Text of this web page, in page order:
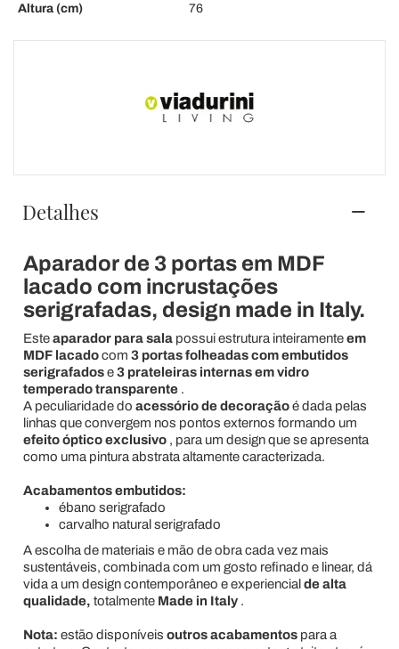
Altura (cm)
76
Detalhes
Aparador de 3 portas em MDF
lacado com incrustações
serigrafadas, design made in Italy.
Esteaparador para salapossui estrutura inteiramenteem
MDF lacadocom 3 portas folheadas com embutidos
serigrafadose3 prateleiras internas em vidro
temperado transparente.
A peculiaridade do acessório de decoraçãoé dada pelas
linhas que convergem nos pontos externos formando um
efeito óptico exclusivo, para um design que se apresenta
como uma pintura abstrata altamente caracterizada.
Acabamentos embutidos:
ébano serigrafado
carvalho natural serigrafado
A escolha de materiais e mão de obra cada vez mais
sustentáveis, combinada com um gosto refinado e linear, dá
vida a um design contemporâneo e experiencial de alta
qualidade, totalmente Made in Italy.
Nota: estão disponíveis outros acabamentospara a